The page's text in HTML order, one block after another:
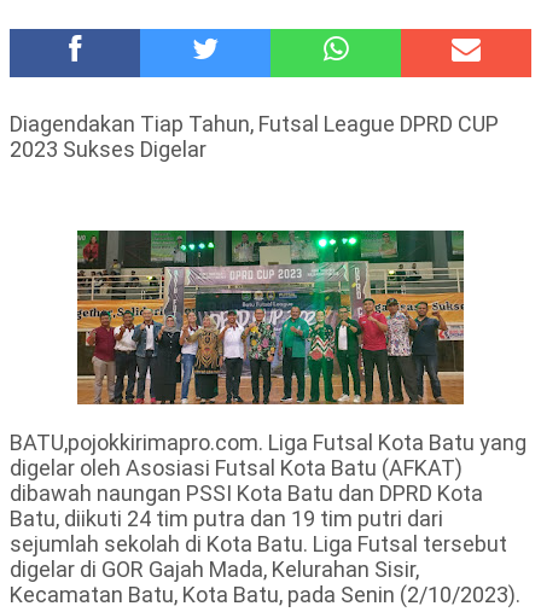
Buka Rekrutmen Karyawan,Berikut Kualifikasinya
Polsek Wonoasih Perkuat Ketahanan Pangan Lewat Dialog
RILIS RAPAT PLENO TERBUKA PEMUTAKHIRAN DATA
PEMILIH BERKELANJUTAN (PDPB) TRIWULAN II
Meriah,Peringati Hari Bhayangkara ke-80,Polres Batu Gelar
Kapolres Cup 9 Ball Tournament,Gandeng Carabao Bistro &
Pool Batu HQ Total Hadiah Rp 5 Juta
DKD PERADI Malang Jatuhkan Putusan Pelanggaran Kode Etik
Advokat, Abd. Aziz Divonis Bersalah
Diagendakan Tiap Tahun, Futsal League DPRD CUP
2023 Sukses Digelar
BATU,pojokkirimapro.com. Liga Futsal Kota Batu yang
digelar oleh Asosiasi Futsal Kota Batu (AFKAT)
dibawah naungan PSSI Kota Batu dan DPRD Kota
Batu, diikuti 24 tim putra dan 19 tim putri dari
sejumlah sekolah di Kota Batu. Liga Futsal tersebut
digelar di GOR Gajah Mada, Kelurahan Sisir,
Kecamatan Batu, Kota Batu, pada Senin (2/10/2023).